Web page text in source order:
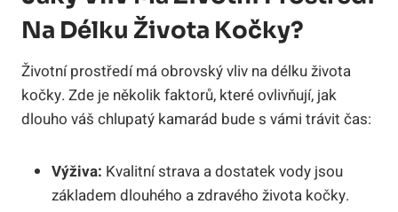
Na Délku Života Kočky?
Životní prostředí má obrovský vliv na délku života
kočky. Zde je několik faktorů, které ovlivňují, jak
dlouho váš chlupatý kamarád bude s vámi trávit čas:
Výživa: Kvalitní strava a dostatek vody jsou
základem dlouhého a zdravého života kočky.